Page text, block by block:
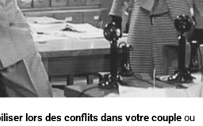
lors des conflits dans votre couple ou